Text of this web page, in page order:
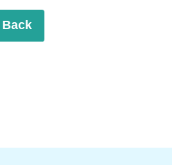
Back